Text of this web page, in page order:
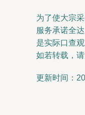
为了使大宗
服务承诺全
是实际口查
如若转载，
更新时间：